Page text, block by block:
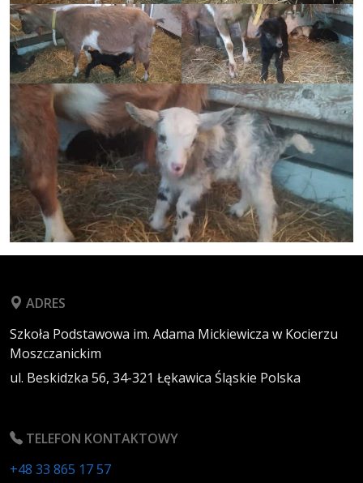
ADRES
Szkoła Podstawowa im. Adama Mickiewicza w Kocierzu
Moszczanickim
ul. Beskidzka 56, 34-321 Łękawica Śląskie Polska
TELEFON KONTAKTOWY
+48 33 865 17 57